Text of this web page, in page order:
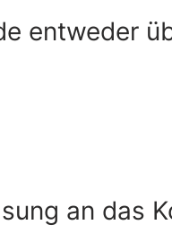
entweder
an das